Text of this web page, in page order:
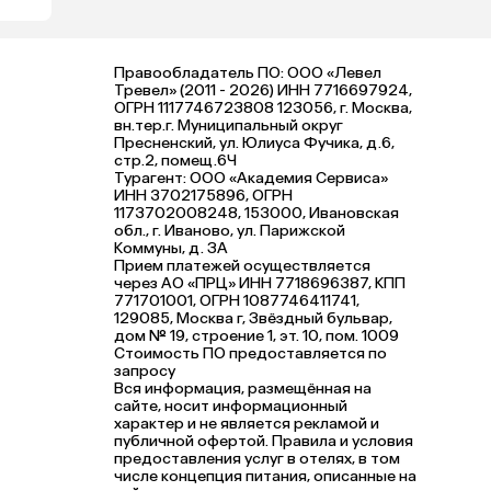
Правообладатель ПО: ООО «Левел
Тревел» (2011 - 2026) ИНН 7716697924,
ОГРН 1117746723808 123056, г. Москва,
вн.тер.г. Муниципальный округ
Пресненский, ул. Юлиуса Фучика, д.6,
стр.2, помещ.6Ч
Турагент: ООО «Академия Сервиса»
ИНН 3702175896, ОГРН
1173702008248, 153000, Ивановская
обл., г. Иваново, ул. Парижской
Коммуны, д. ЗА
Прием платежей осуществляется
через АО «ПРЦ» ИНН 7718696387, КПП
771701001, ОГРН 1087746411741,
129085, Москва г, Звёздный бульвар,
дом № 19, строение 1, эт. 10, пом. 1009
Стоимость ПО предоставляется по
запросу
Вся информация, размещённая на
сайте, носит информационный
характер и не является рекламой и
публичной офертой. Правила и условия
предоставления услуг в отелях, в том
числе концепция питания, описанные на